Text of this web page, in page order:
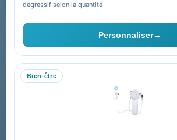
dégressif selon la quantité
Personnaliser→
Bien-être
Vous pouvez vous désinscrire à tout moment.
cela nos informations de contact dans les
site.
Collectivités & administrations
Devis, mandat administratif et